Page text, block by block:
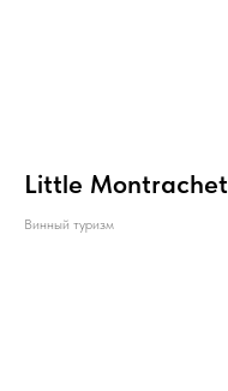
Little Montrachet
Винный туризм